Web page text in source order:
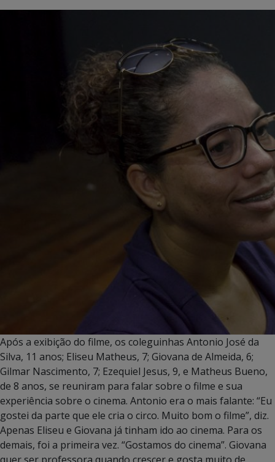
Após a exibição do filme, os coleguinhas Antonio José da
Silva, 11 anos; Eliseu Matheus, 7; Giovana de Almeida, 6;
Gilmar Nascimento, 7; Ezequiel Jesus, 9, e Matheus Bueno,
de 8 anos, se reuniram para falar sobre o filme e sua
experiência sobre o cinema. Antonio era o mais falante: “Eu
gostei da parte que ele cria o circo. Muito bom o filme”, diz.
Apenas Eliseu e Giovana já tinham ido ao cinema. Para os
demais, foi a primeira vez. “Gostamos do cinema”. Giovana